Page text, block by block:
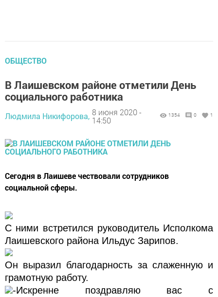
ОБЩЕСТВО
В Лаишевском районе отметили День
социального работника
Людмила Никифорова, 8 июня 2020 -
14:50
1354 0 1
Сегодня в Лаишеве чествовали сотрудников
социальной сферы.
С ними встретился руководитель Исполкома
Лаишевского района Ильдус Зарипов.
Он выразил благодарность за слаженную и
грамотную работу.
-Искренне поздравляю вас с